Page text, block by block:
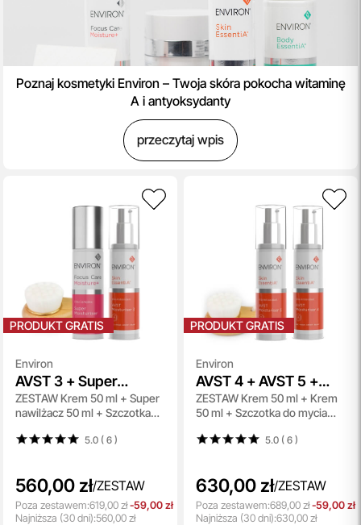
Poznaj kosmetyki Environ – Twoja skóra pokocha witaminę
A i antyoksydanty
przeczytaj wpis
PRODUKT GRATIS
Environ
AVST 3 + Super
Moisturiser +
Bambusowa szczotka
Topestetic
ZESTAW Krem 50 ml + Super
nawilżacz 50 ml + Szczotka
5.0 ( 6)
560,00 zł/ZESTAW
Poza zestawem:619,00 zł-59,00 zł
Najniższa (30 dni):560,00 zł
PRODUKT GRATIS
Environ
AVST 4 + AVST 5 +
Bambusowa szczotka
Topestetic
ZESTAW Krem 50 ml + Krem
50 ml + Szczotka do mycia
5.0 ( 6)
630,00 zł/ZESTAW
Poza zestawem:689,00 zł-59,00 zł
Najniższa (30 dni):630,00 zł